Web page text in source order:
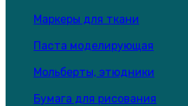
Маркеры для ткани
Паста моделирующая
Мольберты, этюдники
Бумага для рисования